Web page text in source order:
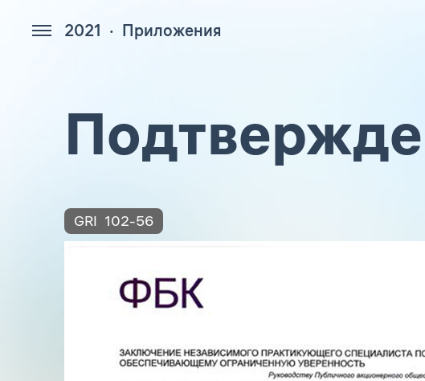
2021 Приложения
328
GRI 102-56